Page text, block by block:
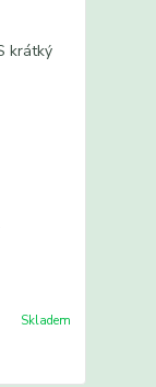
Skladem